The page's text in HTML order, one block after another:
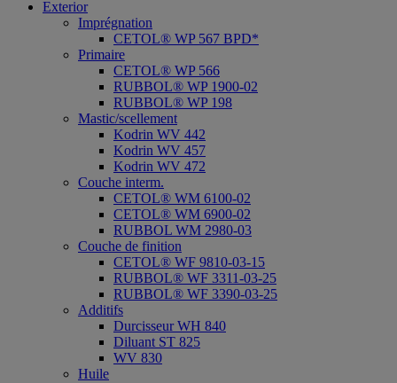
Exterior
Imprégnation
CETOL® WP 567 BPD*
Primaire
CETOL® WP 566
RUBBOL® WP 1900-02
RUBBOL® WP 198
Mastic/scellement
Kodrin WV 442
Kodrin WV 457
Kodrin WV 472
Couche interm.
CETOL® WM 6100-02
CETOL® WM 6900-02
RUBBOL WM 2980-03
Couche de finition
CETOL® WF 9810-03-15
RUBBOL® WF 3311-03-25
RUBBOL® WF 3390-03-25
Additifs
Durcisseur WH 840
Diluant ST 825
WV 830
Huile